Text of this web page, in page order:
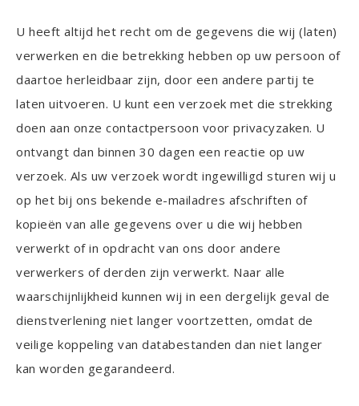
U heeft altijd het recht om de gegevens die wij (laten)
verwerken en die betrekking hebben op uw persoon of
daartoe herleidbaar zijn, door een andere partij te
laten uitvoeren. U kunt een verzoek met die strekking
doen aan onze contactpersoon voor privacyzaken. U
ontvangt dan binnen 30 dagen een reactie op uw
verzoek. Als uw verzoek wordt ingewilligd sturen wij u
op het bij ons bekende e-mailadres afschriften of
kopieën van alle gegevens over u die wij hebben
verwerkt of in opdracht van ons door andere
verwerkers of derden zijn verwerkt. Naar alle
waarschijnlijkheid kunnen wij in een dergelijk geval de
dienstverlening niet langer voortzetten, omdat de
veilige koppeling van databestanden dan niet langer
kan worden gegarandeerd.